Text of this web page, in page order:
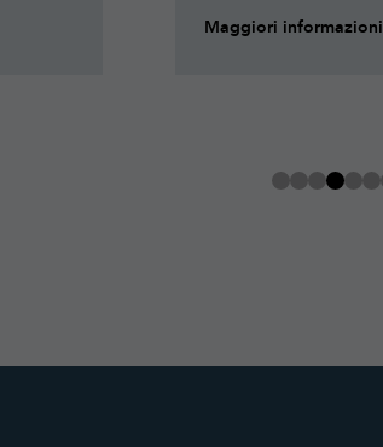
Maggiori informazioni